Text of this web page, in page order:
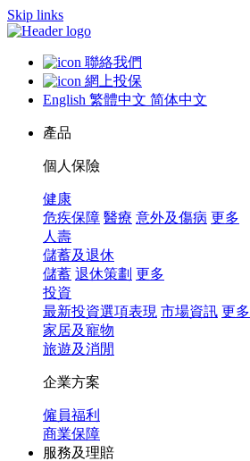
Skip links
聯絡我們
網上投保
English 繁體中文 简体中文
產品
個人保險
健康
危疾保障 醫療 意外及傷病 更多
人壽
儲蓄及退休
儲蓄 退休策劃 更多
投資
最新投資選項表現 市場資訊 更多
家居及寵物
旅遊及消閒
企業方案
僱員福利
商業保障
服務及理賠